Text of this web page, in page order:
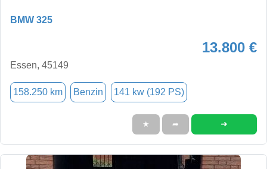
BMW 325
13.800 €
Essen, 45149
158.250 km Benzin 141 kw (192 PS)
★ ➦ ➜